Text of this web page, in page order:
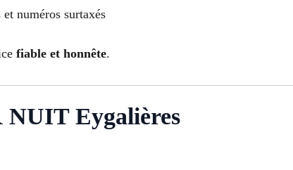
numéros surtaxés
fiable et honnête.
Eygalières